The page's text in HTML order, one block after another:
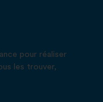
pour réaliser
les trouver,